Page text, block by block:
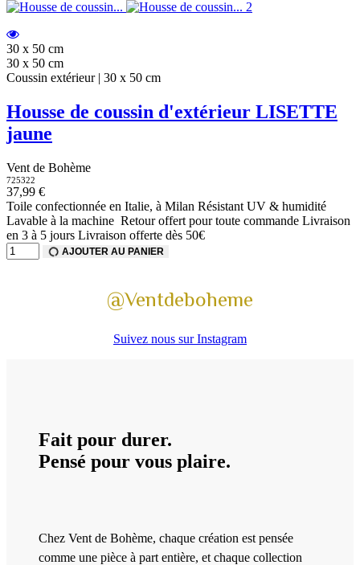
30 x 50 cm
30 x 50 cm
Coussin extérieur | 30 x 50 cm
Housse de coussin d'extérieur LISETTE
jaune
Vent de Bohème
725322
37,99 €
Toile confectionnée en Italie, à Milan Résistant UV & humidité
Lavable à la machine Retour offert pour toute commande Livraison
en 3 à 5 jours Livraison offerte dès 50€
AJOUTER AU PANIER
@Ventdeboheme
Suivez nous sur Instagram
Fait pour durer.
Pensé pour vous plaire.
Chez Vent de Bohème, chaque création est pensée
comme une pièce à part entière, et chaque collection